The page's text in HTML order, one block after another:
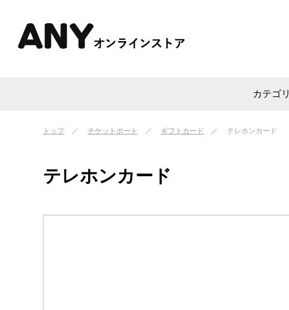
カテゴリ
トップ チケットポート ギフトカード テレホンカード
テレホンカード